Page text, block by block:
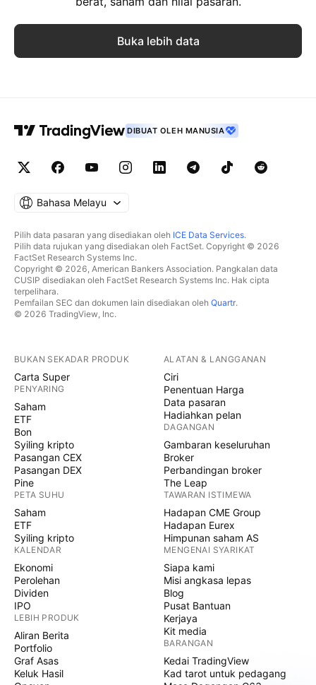
Buka lebih data
DIBUAT OLEH MANUSIA
Bahasa Melayu
Pilih data pasaran yang disediakan oleh ICE Data Services.
Pilih data rujukan yang disediakan oleh FactSet. Copyright © 2026
FactSet Research Systems Inc.
Copyright © 2026, American Bankers Association. Pangkalan data
CUSIP disediakan oleh FactSet Research Systems Inc. Hak cipta
terpelihara.
Pemfailan SEC dan dokumen lain disediakan oleh Quartr.
© 2026 TradingView, Inc.
BUKAN SEKADAR PRODUK
Carta Super
PENYARING
Saham
ETF
Bon
Syiling kripto
Pasangan CEX
Pasangan DEX
Pine
PETA SUHU
Saham
ETF
Syiling kripto
KALENDAR
Ekonomi
Perolehan
Dividen
IPO
LEBIH PRODUK
Aliran Berita
Portfolio
Graf Asas
Keluk Hasil
ALATAN & LANGGANAN
Ciri
Penentuan Harga
Data pasaran
Hadiahkan pelan
DAGANGAN
Gambaran keseluruhan
Broker
Perbandingan broker
The Leap
TAWARAN ISTIMEWA
Hadapan CME Group
Hadapan Eurex
Himpunan saham AS
MENGENAI SYARIKAT
Siapa kami
Misi angkasa lepas
Blog
Pusat Bantuan
Kerjaya
Kit media
BARANGAN
Kedai TradingView
Kad tarot untuk pedagang